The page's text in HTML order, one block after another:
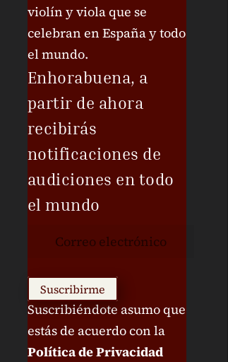
violín y viola que se
celebran en España y todo
el mundo.
Enhorabuena, a
partir de ahora
recibirás
notificaciones de
audiciones en todo
el mundo
Suscribirme
Suscribiéndote asumo que
estás de acuerdo con la
Política de Privacidad